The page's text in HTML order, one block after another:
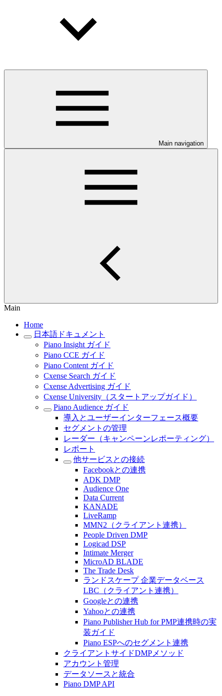
Main navigation
Main
Home
日本語ドキュメント
Piano Insight ガイド
Piano CCE ガイド
Piano Content ガイド
Cxense Search ガイド
Cxense Advertising ガイド
Cxense University（スタートアップガイド）
Piano Audience ガイド
導入とユーザーインターフェース概要
セグメントの管理
レーダー（キャンペーンレポーティング）
レポート
他サービスとの接続
Facebookとの連携
ADK DMP
Audience One
Data Current
KANADE
LiveRamp
MMN2（クライアント連携）
People Driven DMP
Logicad DSP
Intimate Merger
MicroAD BLADE
The Trade Desk
ランドスケープ 企業データベース
LBC（クライアント連携）
Googleとの連携
Yahooとの連携
Piano Publisher Hub for PMP連携時の実
装ガイド
Piano ESPへのセグメント連携
クライアントサイドDMPメソッド
アカウント管理
データソースと統合
Piano DMP API